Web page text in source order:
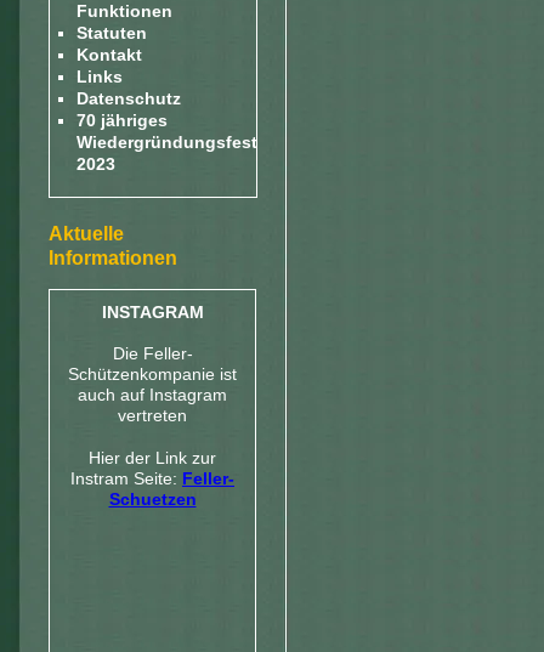
Funktionen
Statuten
Kontakt
Links
Datenschutz
70 jähriges
Wiedergründungsfest
2023
Aktuelle
Informationen
INSTAGRAM
Die Feller-
Schützenkompanie ist
auch auf Instagram
vertreten
Hier der Link zur
Instram Seite: Feller-
Schuetzen